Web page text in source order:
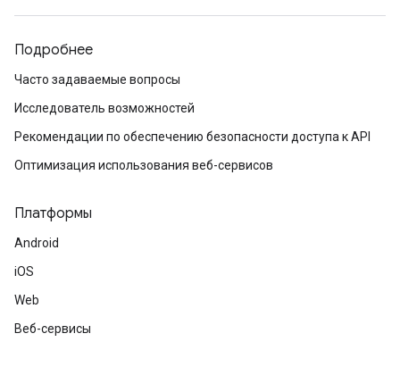
Подробнее
Часто задаваемые вопросы
Исследователь возможностей
Рекомендации по обеспечению безопасности доступа к API
Оптимизация использования веб-сервисов
Платформы
Android
iOS
Web
Веб-сервисы